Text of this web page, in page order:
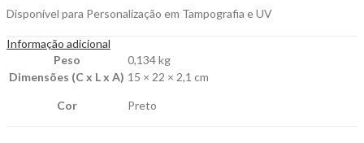
Disponível para Personalização em Tampografia e UV
Informação adicional
Peso
0,134 kg
Dimensões (C x L x A) 15 × 22 × 2,1 cm
Cor Preto